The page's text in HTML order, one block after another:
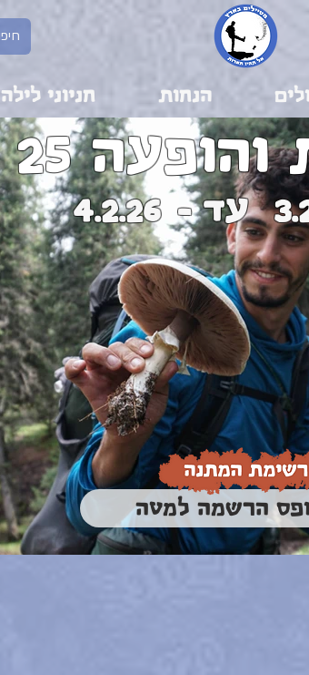
הנחות חניוני לילה
הרשמה למטה
25
4.2.26 עד -